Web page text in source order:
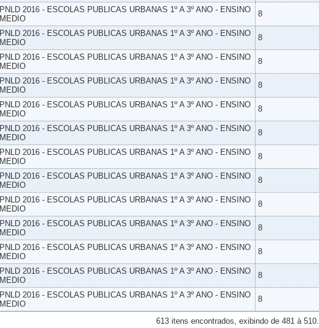
PNLD 2016 - ESCOLAS PUBLICAS URBANAS 1º A 3º ANO - ENSINO
MEDIO
8
PNLD 2016 - ESCOLAS PUBLICAS URBANAS 1º A 3º ANO - ENSINO
MEDIO
8
PNLD 2016 - ESCOLAS PUBLICAS URBANAS 1º A 3º ANO - ENSINO
MEDIO
8
PNLD 2016 - ESCOLAS PUBLICAS URBANAS 1º A 3º ANO - ENSINO
MEDIO
8
PNLD 2016 - ESCOLAS PUBLICAS URBANAS 1º A 3º ANO - ENSINO
MEDIO
8
PNLD 2016 - ESCOLAS PUBLICAS URBANAS 1º A 3º ANO - ENSINO
MEDIO
8
PNLD 2016 - ESCOLAS PUBLICAS URBANAS 1º A 3º ANO - ENSINO
MEDIO
8
PNLD 2016 - ESCOLAS PUBLICAS URBANAS 1º A 3º ANO - ENSINO
MEDIO
8
PNLD 2016 - ESCOLAS PUBLICAS URBANAS 1º A 3º ANO - ENSINO
MEDIO
8
PNLD 2016 - ESCOLAS PUBLICAS URBANAS 1º A 3º ANO - ENSINO
MEDIO
8
PNLD 2016 - ESCOLAS PUBLICAS URBANAS 1º A 3º ANO - ENSINO
MEDIO
8
PNLD 2016 - ESCOLAS PUBLICAS URBANAS 1º A 3º ANO - ENSINO
MEDIO
8
PNLD 2016 - ESCOLAS PUBLICAS URBANAS 1º A 3º ANO - ENSINO
MEDIO
8
613 itens encontrados, exibindo de 481 à 510.